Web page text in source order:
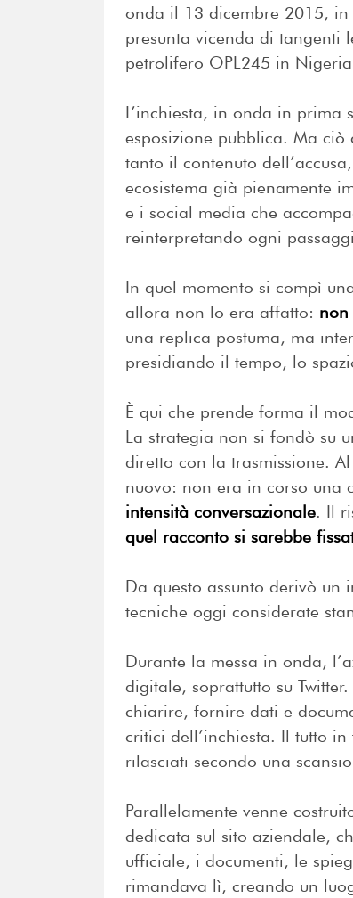
onda il 13 dicembre 2015, in
presunta vicenda di tangenti
petrolifero OPL245 in
L’inchiesta, in onda in prima
esposizione pubblica. Ma
tanto il contenuto
ecosistema già pienamente
e i social media che
reinterpretando ogni
In quel momento si compì
allora non lo era affatto: non
una replica postuma, ma
presidiando il tempo, lo
È qui che prende forma il
La strategia non si fondò su
diretto con la trasmissione.
nuovo: non era in corso una
intensità conversazionale. Il
quel racconto si sarebbe
Da questo assunto derivò un
tecniche oggi considerate
Durante la messa in onda,
digitale, soprattutto su
chiarire, fornire dati e
critici dell’inchiesta. Il tutto
rilasciati secondo una
Parallelamente venne
dedicata sul sito aziendale,
ufficiale, i documenti, le
rimandava lì, creando un